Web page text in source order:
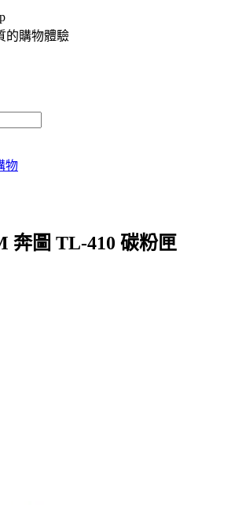
的購物體驗
物
奔圖 TL-410 碳粉匣